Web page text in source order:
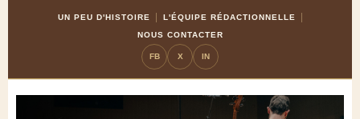
UN PEU D'HISTOIRE
L'ÉQUIPE RÉDACTIONNELLE
NOUS CONTACTER
FB X IN